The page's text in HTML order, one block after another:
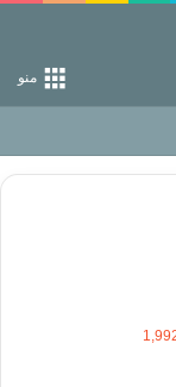
منو
خداست‌!